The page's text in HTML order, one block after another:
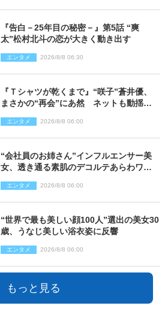
『告白－25年目の秘密－』第5話 “爽
太”松村北斗の恋が大きく動き出す
エンタメ 2026/8/8 06:30
『Ｔシャツが乾くまで』“咲子”蒼井優、
まさかの“再会”にあ然 ネットも動揺
レあり）
エンタメ 2026/8/8 06:00
“会社員のお姉さん”インフルエンサー美
女、透き通る素肌のデコルテあらわワン
エンタメ 2026/8/8 06:00
“世界で最も美しい顔100人”選出の美女30
歳、うなじ美しい浴衣姿に反響
エンタメ 2026/8/8 06:00
もっと見る